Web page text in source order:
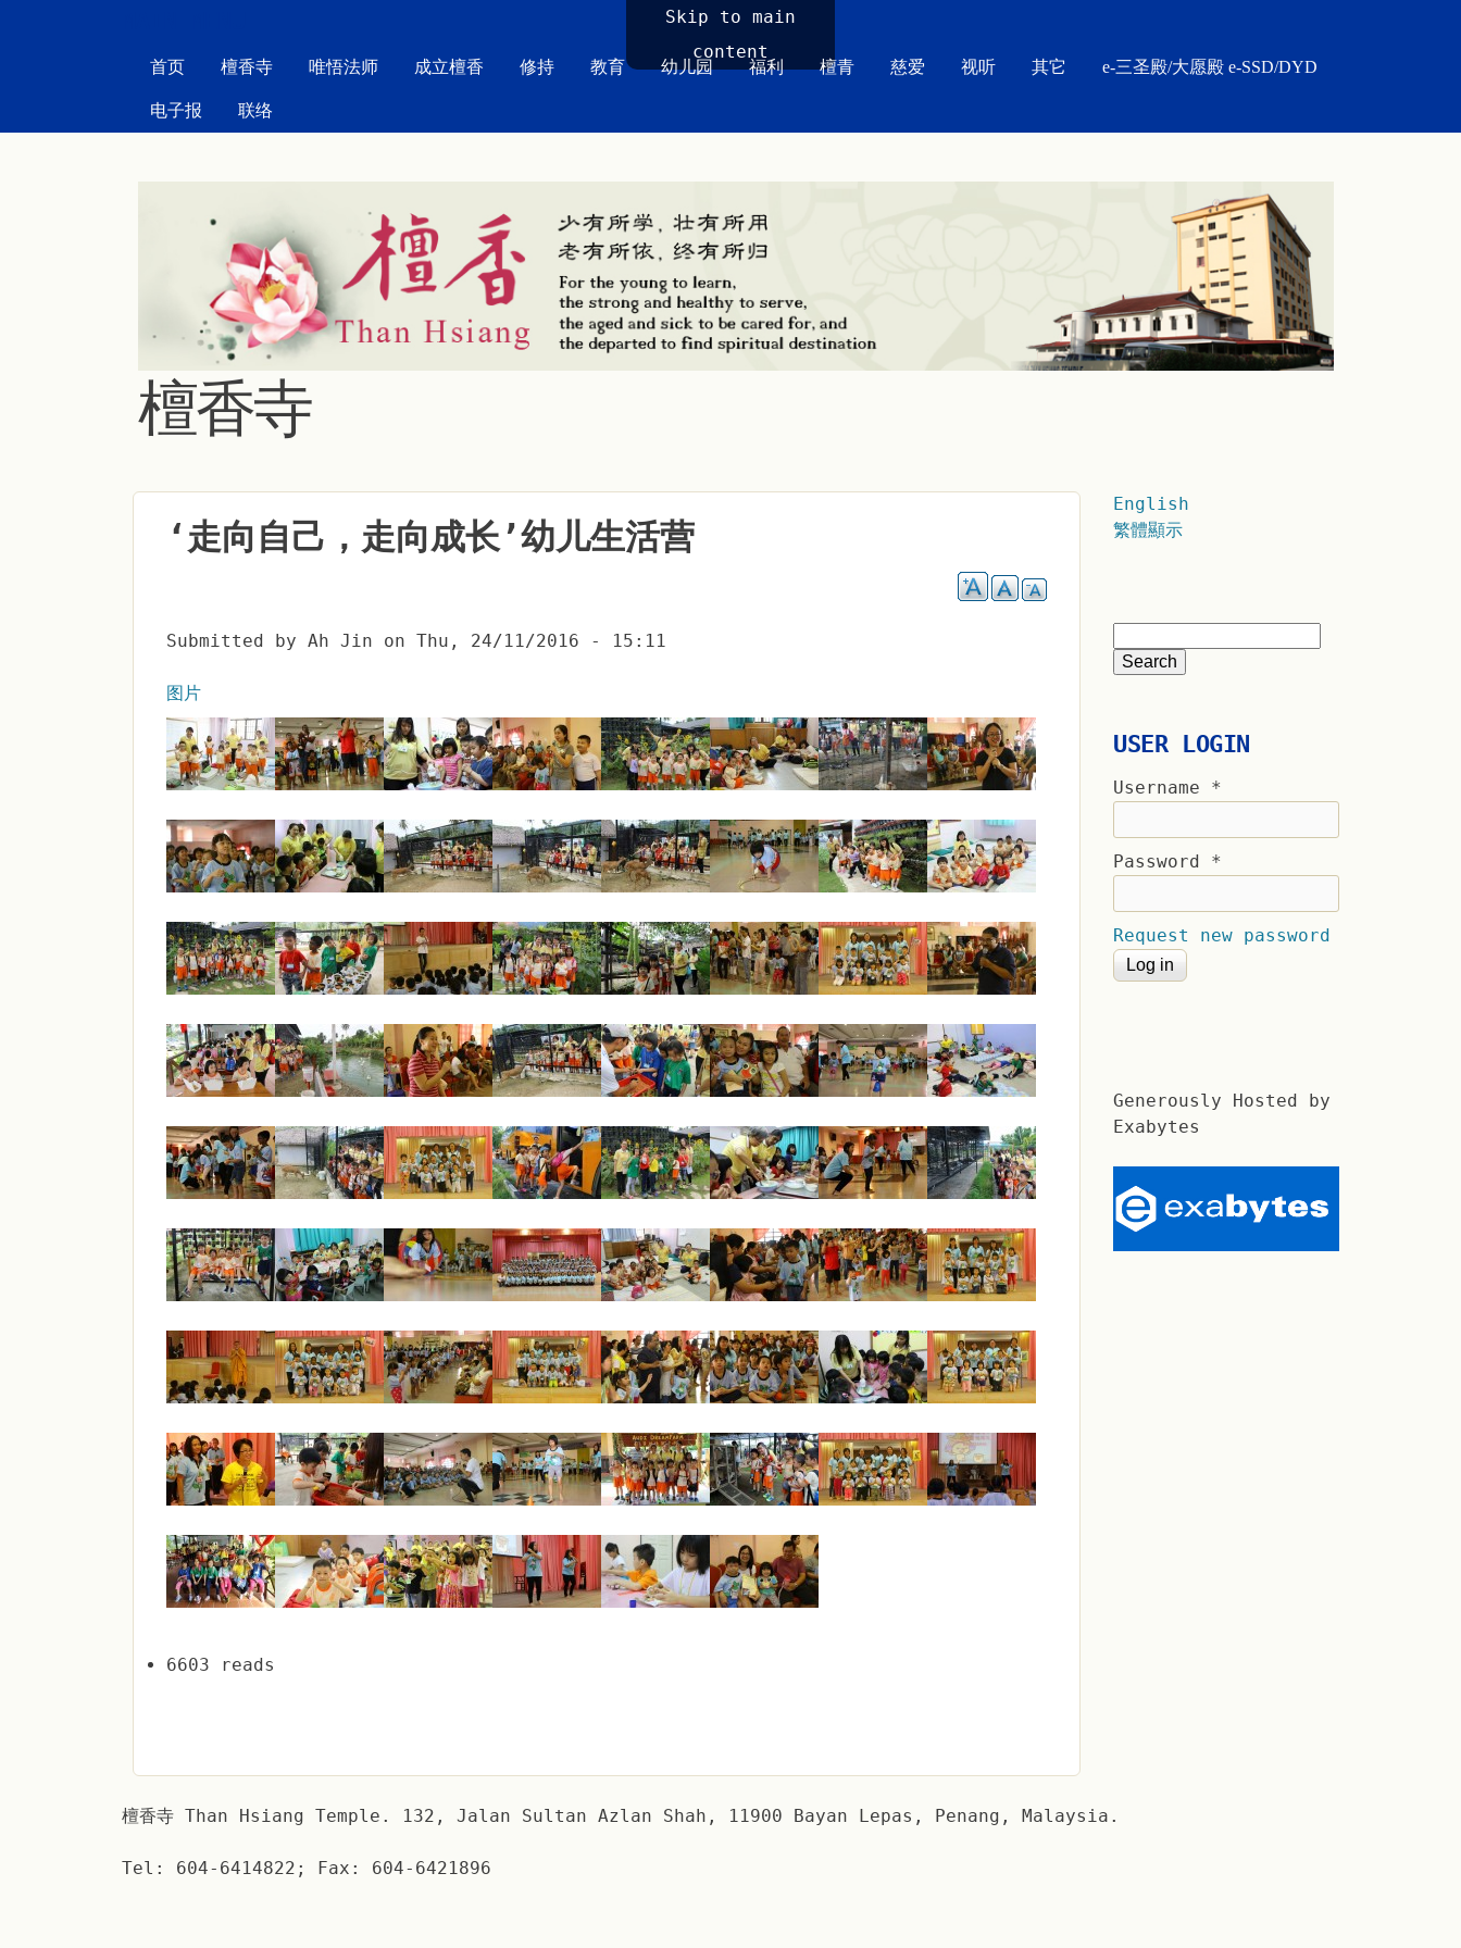
Skip to main
content
首页 檀香寺 唯悟法师 成立檀香 修持 教育 幼儿园 福利 檀青 慈爱 视听 其它 e-三圣殿/大愿殿 e-SSD/DYD
电子报 联络
檀香寺
‘走向自己，走向成长’幼儿生活营
Submitted by Ah Jin on Thu, 24/11/2016 - 15:11
图片
6603 reads
English
繁體顯示
USER LOGIN
Username *
Password *
Request new password
Generously Hosted by
Exabytes
檀香寺 Than Hsiang Temple. 132, Jalan Sultan Azlan Shah, 11900 Bayan Lepas, Penang, Malaysia.
Tel: 604-6414822; Fax: 604-6421896